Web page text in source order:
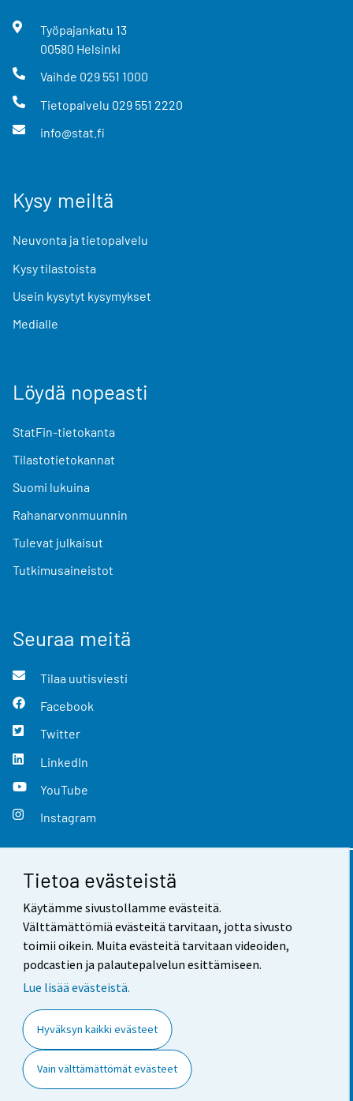
Tietoa evästeistä
Käytämme sivustollamme evästeitä.
Välttämättömiä evästeitä tarvitaan, jotta sivusto
toimii oikein. Muita evästeitä tarvitaan videoiden,
podcastien ja palautepalvelun esittämiseen.
Lue lisää evästeistä.
Hyväksyn kaikki evästeet
Vain välttämättömät evästeet
Työpajankatu 13
00580 Helsinki
Vaihde 029 551 1000
Tietopalvelu 029 551 2220
info@stat.fi
Kysy meiltä
Neuvonta ja tietopalvelu
Kysy tilastoista
Usein kysytyt kysymykset
Medialle
Löydä nopeasti
StatFin-tietokanta
Tilastotietokannat
Suomi lukuina
Rahanarvonmuunnin
Tulevat julkaisut
Tutkimusaineistot
Seuraa meitä
Tilaa uutisviesti
Facebook
Twitter
LinkedIn
YouTube
Instagram
Yhteystiedot
Palaute
Käyttöehdot
Saavutettavuus
Tietoa sivustosta
Evästeasetukset